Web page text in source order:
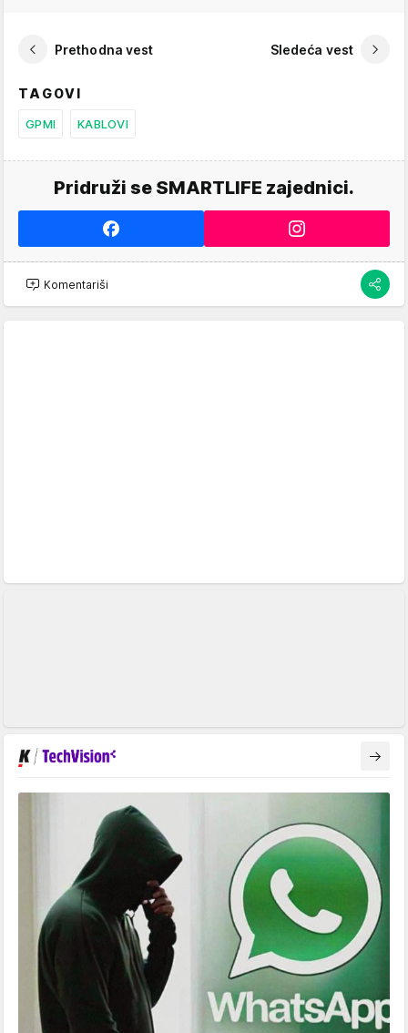
Prethodna vest Sledeća vest
TAGOVI
GPMI KABLOVI
Pridruži se SMARTLIFE zajednici.
Komentariši